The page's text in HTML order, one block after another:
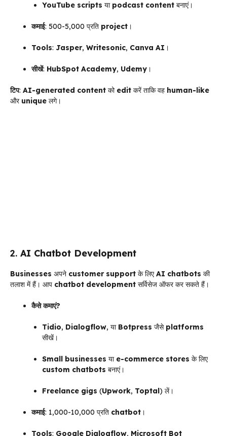
YouTube scripts या podcast content बनाएं।
कमाई: ₹500-₹5,000 प्रति project ।
Tools: Jasper, Writesonic, Canva AI ।
सीखें: HubSpot Academy, Udemy ।
टिप: AI-generated content को edit करें ताकि वह human-like
और unique लगे।
2. AI Chatbot Development
Businesses अपने customer support के लिएAI chatbots की
तलाश में हैं। आप chatbot development सर्विसेज ऑफर कर सकते हैं।
कैसे कमाएं?
Tidio, Dialogflow, या Botpress जैसे platforms
सीखें।
Small businesses या e-commerce stores के लिए
custom chatbots बनाएं।
Freelance gigs (Upwork, Toptal ) लें।
कमाई: ₹1,000-₹10,000 प्रति chatbot ।
Tools: Google Dialogflow, Microsoft Bot